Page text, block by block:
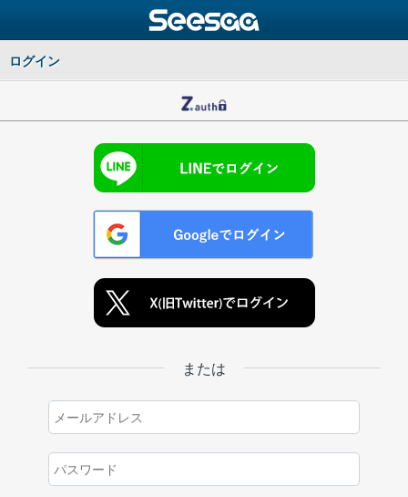
ログイン
または